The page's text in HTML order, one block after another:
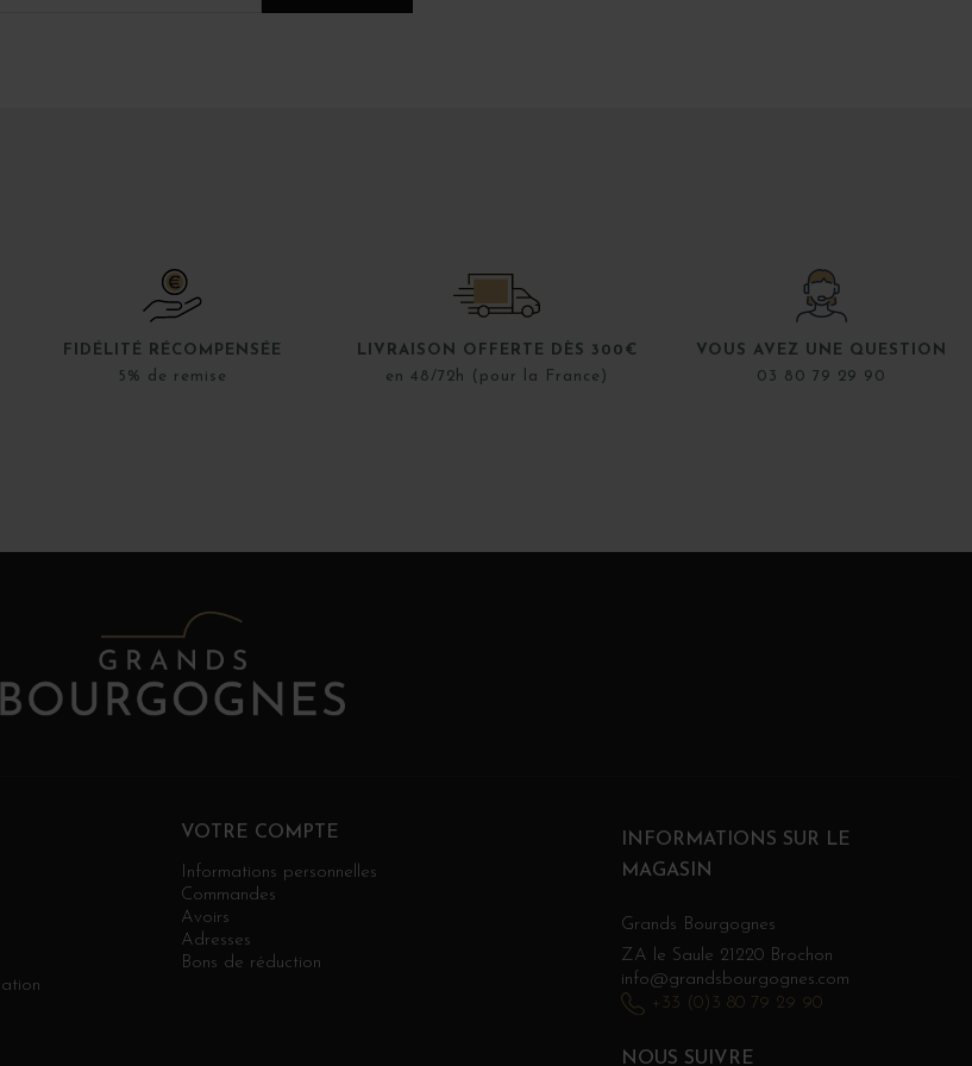
FIDÉLITÉ RÉCOMPENSÉE
5% de remise
LIVRAISON OFFERTE DÈS 300€
en 48/72h (pour la France)
VOUS AVEZ UNE QUESTION
03 80 79 29 90
VOTRE COMPTE
Informations personnelles
Commandes
Avoirs
Adresses
Bons de réduction
INFORMATIONS SUR LE
MAGASIN
Grands Bourgognes
ZA le Saule 21220 Brochon
info@grandsbourgognes.com
+33 (0)3 80 79 29 90
NOUS SUIVRE